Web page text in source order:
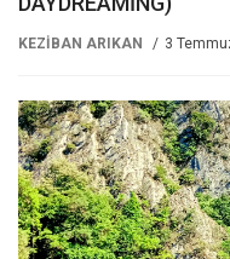
KEZİBAN ARIKAN 3